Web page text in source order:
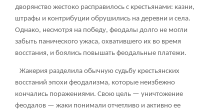
дворянство жестоко расправилось с крестьянами: казни,
штрафы и контрибуции обрушились на деревни и села.
Однако, несмотря на победу, феодалы долго не могли
забыть панического ужаса, охватившего их во время
восстания, и боялись повышать феодальные платежи.
Жакерия разделила обычную судьбу крестьянских
восстаний эпохи феодализма, которые неизбежно
кончались поражениями. Свою цель — уничтожение
феодалов — жаки понимали отчетливо и активно ее